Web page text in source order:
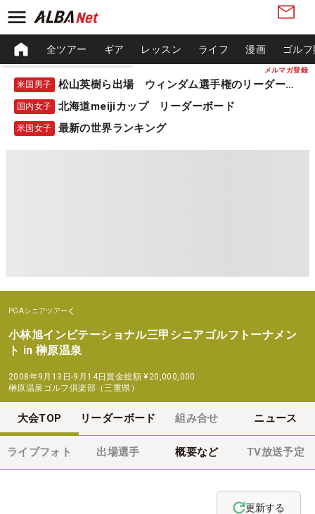
メルマガ登録
全ツアー ギア レッスン ライフ 漫画 ゴル
米国男子 松山英樹ら出場 ウィンダム選手権のリーダーボード
国内女子 北海道meijiカップ リーダーボード
米国女子 最新の世界ランキング
PGAシニアツアー
小林旭インビテーショナル三甲シニアゴルフトーナメン
ト in 榊原温泉
2008年9月13日-9月14日賞金総額 ¥20,000,000
榊原温泉ゴルフ倶楽部（三重県）
大会TOP リーダーボード 組み合せ ニュース
ライブフォト 出場選手 概要など TV放送予定
更新する